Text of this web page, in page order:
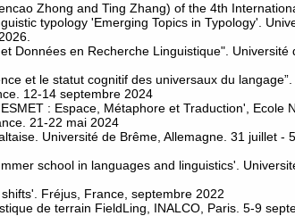
Zhong and Ting Zhang) of the 4th
typology 'Emerging Topics in Typology'.
Données en Recherche Linguistique". Université
et le statut cognitif des universaux du
12-14 septembre 2024
: Espace, Métaphore et Traduction', Ecole
21-22 mai 2024
Université de Brême, Allemagne. 31 juillet -
school in languages and linguistics'.
Fréjus, France, septembre 2022
de terrain FieldLing, INALCO, Paris. 5-9